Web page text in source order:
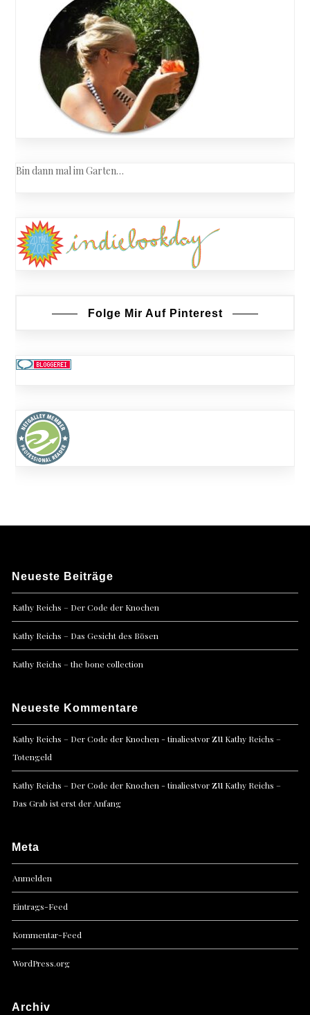
Bin dann mal im Garten…
Folge Mir Auf Pinterest
Neueste Beiträge
Kathy Reichs – Der Code der Knochen
Kathy Reichs – Das Gesicht des Bösen
Kathy Reichs – the bone collection
Neueste Kommentare
Kathy Reichs – Der Code der Knochen - tinaliestvorzu Kathy Reichs –
Totengeld
Kathy Reichs – Der Code der Knochen - tinaliestvorzu Kathy Reichs –
Das Grab ist erst der Anfang
Meta
Anmelden
Eintrags-Feed
Kommentar-Feed
WordPress.org
Archiv